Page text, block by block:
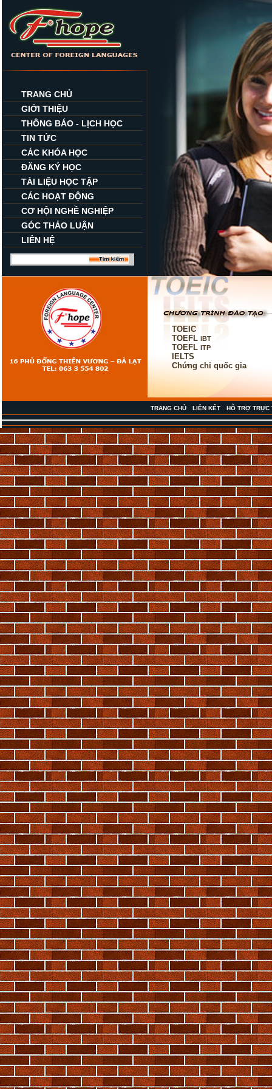
TRANG CHỦ
GIỚI THIỆU
THÔNG BÁO - LỊCH HỌC
TIN TỨC
CÁC KHÓA HỌC
ĐĂNG KÝ HỌC
TÀI LIỆU HỌC TẬP
CÁC HOẠT ĐỘNG
CƠ HỘI NGHỀ NGHIỆP
GÓC THẢO LUẬN
LIÊN HỆ
TOEIC
TOEFL iBT
TOEFL ITP
IELTS
Chứng chỉ quốc gia
TRANG CHỦ LIÊN KẾT HỖ TRỢ TRỰC